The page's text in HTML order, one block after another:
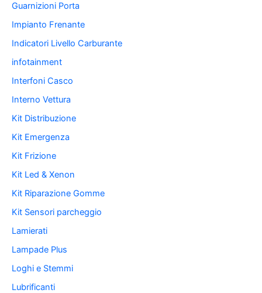
Guarnizioni Porta
Impianto Frenante
Indicatori Livello Carburante
infotainment
Interfoni Casco
Interno Vettura
Kit Distribuzione
Kit Emergenza
Kit Frizione
Kit Led & Xenon
Kit Riparazione Gomme
Kit Sensori parcheggio
Lamierati
Lampade Plus
Loghi e Stemmi
Lubrificanti